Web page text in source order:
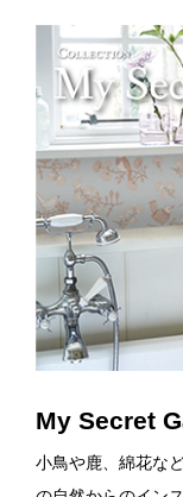
My Secret
小鳥や鹿、綿花な